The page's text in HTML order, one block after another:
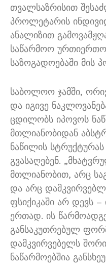
თვალსაზრისით
პროლეტარის
ანალიზით
საწარმოო
საზოგადოებაში მის
საბოლოო ჯამში,
და იგივე
ცდილობს იპოვოს
მთლიანობიდან
ნაწილის
გვასაღებენ.
მთლიანობით, არც
და არც
ფსიქიკაში არ დევს –
ერთად. ის
განსაკუთრებულ
დამკვირვებელს
ნაწარმოებშია